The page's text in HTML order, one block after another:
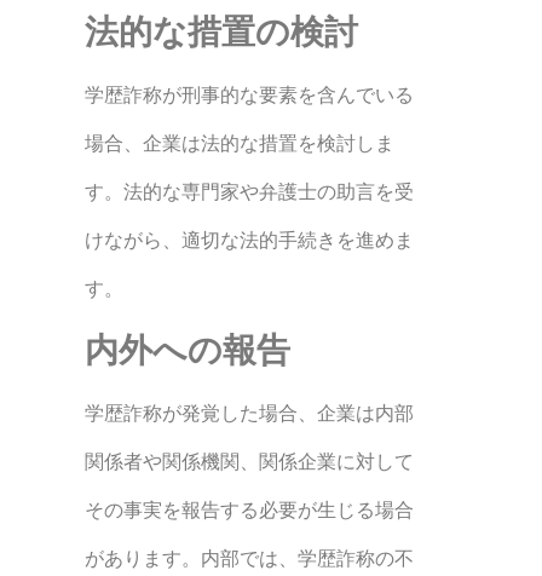
法的な措置の検討
学歴詐称が刑事的な要素を含んでいる
場合、企業は法的な措置を検討しま
す。法的な専門家や弁護士の助言を受
けながら、適切な法的手続きを進めま
す。
内外への報告
学歴詐称が発覚した場合、企業は内部
関係者や関係機関、関係企業に対して
その事実を報告する必要が生じる場合
があります。内部では、学歴詐称の不